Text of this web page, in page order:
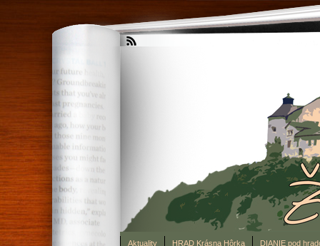
Aktuality HRAD Krásna Hôrka
DIANIE pod